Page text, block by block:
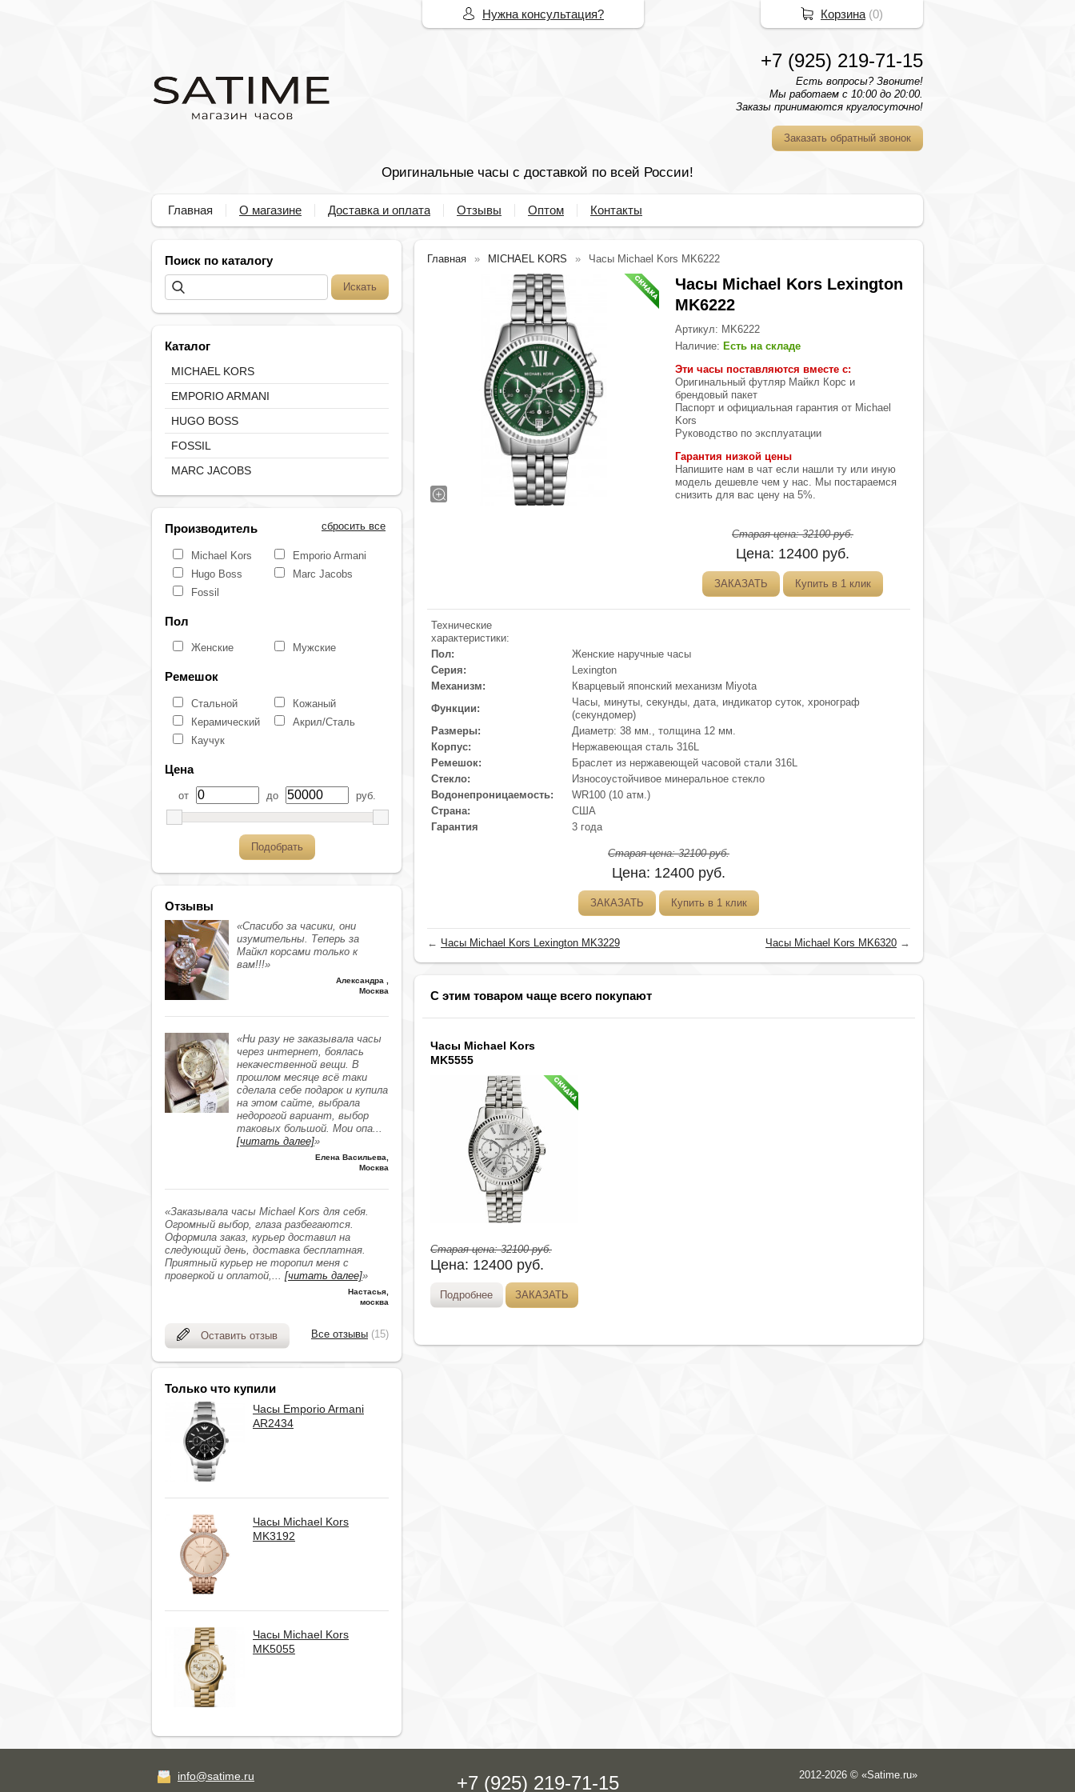
+7 (925) 219-71-15
Есть вопросы? Звоните!
Мы работаем с 10:00 до 20:00.
Заказы принимаются круглосуточно!
Заказать обратный звонок
Оригинальные часы с доставкой по всей России!
Главная О магазине Доставка и оплата Отзывы Оптом Контакты
Поиск по каталогу
Каталог
MICHAEL KORS
EMPORIO ARMANI
HUGO BOSS
FOSSIL
MARC JACOBS
сбросить все
Производитель
Michael Kors
Emporio Armani
Hugo Boss
Marc Jacobs
Fossil
Пол
Женские Мужские
Ремешок
Стальной
Кожаный
Керамический
Акрил/Сталь
Каучук
Цена
от до руб.
Подобрать
Отзывы
«Спасибо за часики, они
изумительны. Теперь за
Майкл корсами только к
вам!!!»
Александра
Москва
«Ни разу не заказывала часы
через интернет, боялась
некачественной вещи. В
прошлом месяце всё таки
сделала себе подарок и купила
на этом сайте, выбрала
недорогой вариант, выбор
таковых большой. Мои опа
[читать далее]»
Елена Васильева
Москва
«Заказывала часы Michael Kors для себя.
Огромный выбор, глаза разбегаются.
Оформила заказ, курьер доставил на
следующий день, доставка бесплатная.
Приятный курьер не торопил меня с
проверкой и оплатой,
[читать далее]»
Настасья
москва
Оставить отзыв Все отзывы (15)
Только что купили
Часы Emporio Armani
AR2434
Часы Michael Kors
MK3192
Часы Michael Kors
MK5055
Главная MICHAEL KORS Часы Michael Kors MK6222
Часы Michael Kors Lexington
MK6222
Артикул: MK6222
Наличие: Есть на складе
Эти часы поставляются вместе с:
Оригинальный футляр Майкл Корс и
брендовый пакет
Паспорт и официальная гарантия от Michael
Kors
Руководство по эксплуатации
Гарантия низкой цены
Напишите нам в чат если нашли ту или иную
модель дешевле чем у нас. Мы постараемся
снизить для вас цену на 5%.
Старая цена:32100руб.
Цена: 12400 руб.
ЗАКАЗАТЬ Купить в 1 клик
Технические
характеристики:
Пол:
Женские наручные часы
Серия:
Lexington
Механизм:
Кварцевый японский механизм Miyota
Функции:
Часы, минуты, секунды, дата, индикатор суток, хронограф
(секундомер)
Размеры:
Диаметр: 38 мм., толщина 12 мм.
Корпус:
Нержавеющая сталь 316L
Ремешок:
Браслет из нержавеющей часовой стали 316L
Стекло:
Износоустойчивое минеральное стекло
Водонепроницаемость:
WR100 (10 атм.)
Страна:
США
Гарантия
3 года
Старая цена:32100руб.
Цена: 12400 руб.
ЗАКАЗАТЬ Купить в 1 клик
← Часы Michael Kors Lexington MK3229 Часы Michael Kors MK6320 →
С этим товаром чаще всего покупают
Часы Michael Kors
MK5555
Старая цена:32100руб.
Цена: 12400 руб.
Подробнее ЗАКАЗАТЬ
info@satime.ru 2012-2026 © «Satime.ru»
+7 (925) 219-71-15
Нужна консультация? Корзина (0)